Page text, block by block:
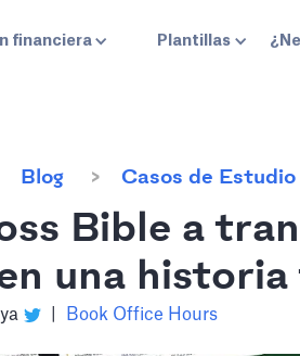
financiera Plantillas
Blog Casos de Estudio
Bible a
una
Book Office Hours